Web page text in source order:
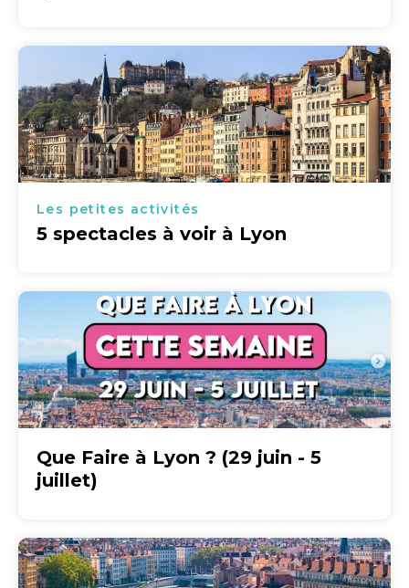
Les petites activités
5 spectacles à voir à Lyon
Que Faire à Lyon ? (29 juin - 5
juillet)